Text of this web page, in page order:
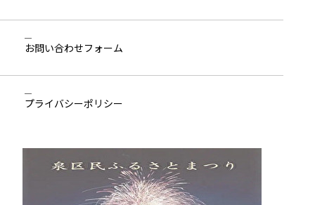
お問い合わせフォーム
プライバシーポリシー